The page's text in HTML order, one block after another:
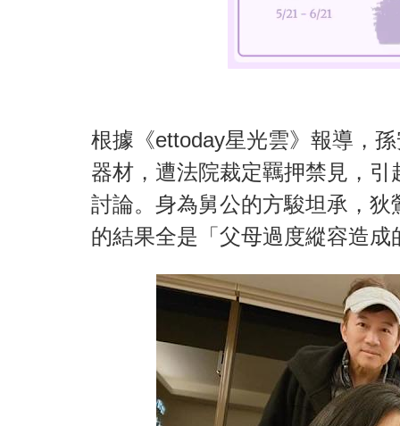
根據《ettoday星光雲》報導，
器材，遭法院裁定羈押禁見，
討論。身為舅公的方駿坦承，
的結果全是「父母過度縱容造成